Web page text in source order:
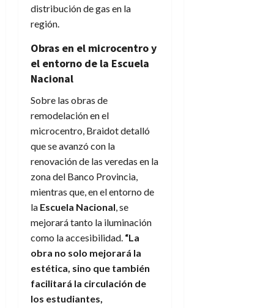
distribución de gas en la
región.
Obras en el microcentro y
el entorno de la Escuela
Nacional
Sobre las obras de
remodelación en el
microcentro, Braidot detalló
que se avanzó con la
renovación de las veredas en la
zona del Banco Provincia,
mientras que, en el entorno de
la Escuela Nacional, se
mejorará tanto la iluminación
como la accesibilidad. “La
obra no solo mejorará la
estética, sino que también
facilitará la circulación de
los estudiantes,